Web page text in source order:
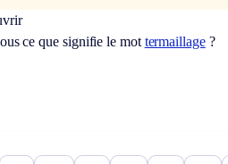
ce que signifie le mot termaillage?